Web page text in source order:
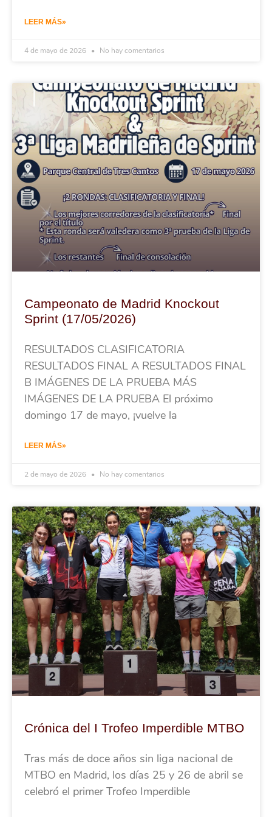
LEER MÁS»
4 de mayo de 2026 No hay comentarios
Campeonato de Madrid Knockout
Sprint (17/05/2026)
RESULTADOS CLASIFICATORIA
RESULTADOS FINAL A RESULTADOS FINAL
B IMÁGENES DE LA PRUEBA MÁS
IMÁGENES DE LA PRUEBA El próximo
domingo 17 de mayo, ¡vuelve la
LEER MÁS»
2 de mayo de 2026 No hay comentarios
Crónica del I Trofeo Imperdible MTBO
Tras más de doce años sin liga nacional de
MTBO en Madrid, los días 25 y 26 de abril se
celebró el primer Trofeo Imperdible